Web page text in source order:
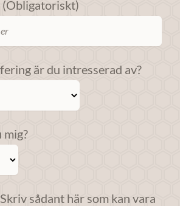
är du intresserad av?
sådant här som kan vara